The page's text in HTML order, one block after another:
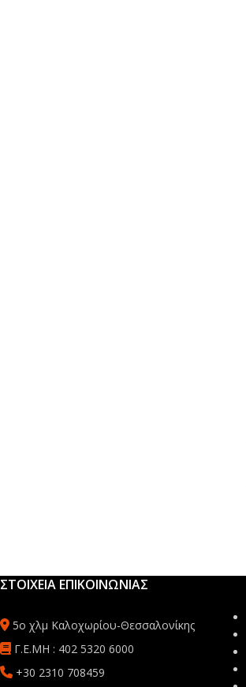
ΣΤΟΙΧΕΙΑ ΕΠΙΚΟΙΝΩΝΙΑΣ
5ο χλμ Καλοχωρίου-Θεσσαλονίκης
Γ.Ε.ΜΗ : 402 5320 6000
+30 2310 708459